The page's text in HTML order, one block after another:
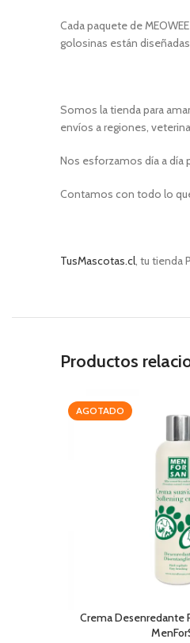
Cada paquete de
golosinas están
Somos la tienda para
envíos a regiones,
Nos esforzamos día a día
Contamos con todo lo
TusMascotas.cl, tu tienda
Productos
AGOTADO
Crema